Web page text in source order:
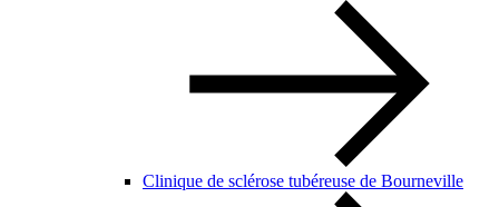
Clinique de sclérose tubéreuse de Bourneville